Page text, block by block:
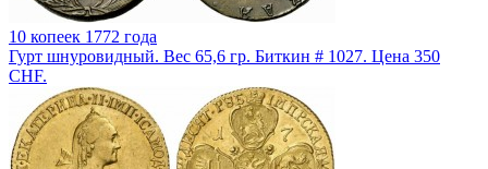
10 копеек 1772 года
Гурт шнуровидный. Вес 65,6 гр. Биткин # 1027. Цена 350
CHF.